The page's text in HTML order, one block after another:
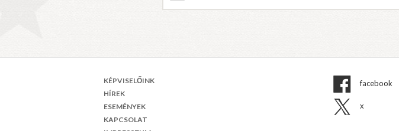
KÉPVISELŐINK
HÍREK
ESEMÉNYEK
KAPCSOLAT
facebook
x